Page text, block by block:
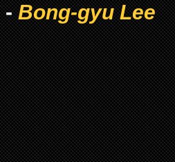
-Bong-gyu Lee